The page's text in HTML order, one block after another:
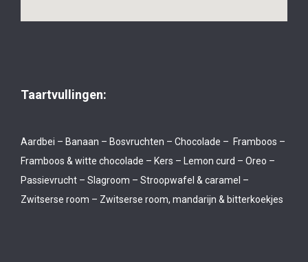
Taartvullingen:
Aardbei – Banaan – Bosvruchten – Chocolade – Framboos –
Framboos & witte chocolade – Kers – Lemon curd – Oreo –
Passievrucht – Slagroom – Stroopwafel & caramel –
Zwitserse room – Zwitserse room, mandarijn & bitterkoekjes